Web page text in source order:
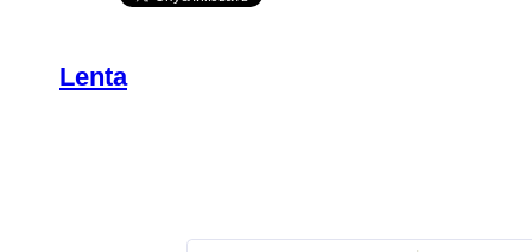
Lenta